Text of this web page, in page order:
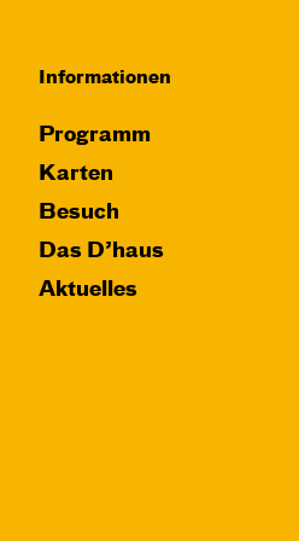
– 11:15
und Tammi Hartung
Informationen
Programm
Karten
Besuch
Das D’haus
Aktuelles